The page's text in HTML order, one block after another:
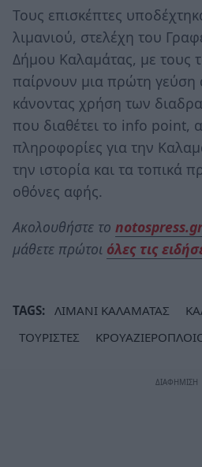
Τους επισκέπτες
λιμανιού, στελέχη του
Δήμου Καλαμάτας, με τους
παίρνουν μια πρώτη γεύση
κάνοντας χρήση των
που διαθέτει το info point,
πληροφορίες για την
την ιστορία και τα τοπικά
οθόνες αφής.
Ακολουθήστε το notospress.gr
μάθετε πρώτοι όλες τις
TAGS: ΛΙΜΑΝΙ ΚΑΛΑΜΑΤΑΣ
ΤΟΥΡΙΣΤΕΣ